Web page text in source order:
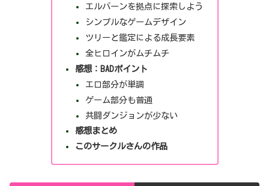
エルバーンを拠点に探索しよう
シンプルなゲームデザイン
ツリーと鑑定による成長要素
全ヒロインがムチムチ
感想：BADポイント
エロ部分が単調
ゲーム部分も普通
共闘ダンジョンが少ない
感想まとめ
このサークルさんの作品